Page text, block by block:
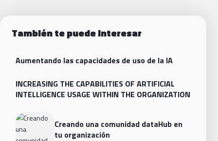
También te puede interesar
Aumentando las capacidades de uso de la IA
INCREASING THE CAPABILITIES OF ARTIFICIAL
INTELLIGENCE USAGE WITHIN THE ORGANIZATION
Creando una comunidad dataHub en
tu organización